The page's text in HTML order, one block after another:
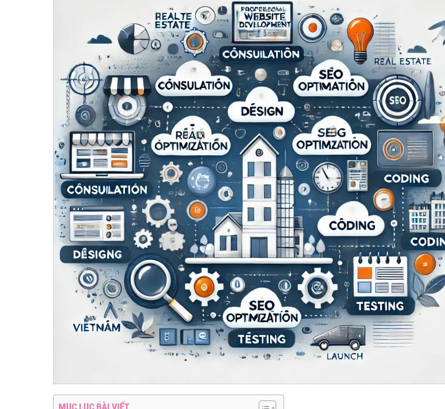
MỤC LỤC BÀI VIẾT